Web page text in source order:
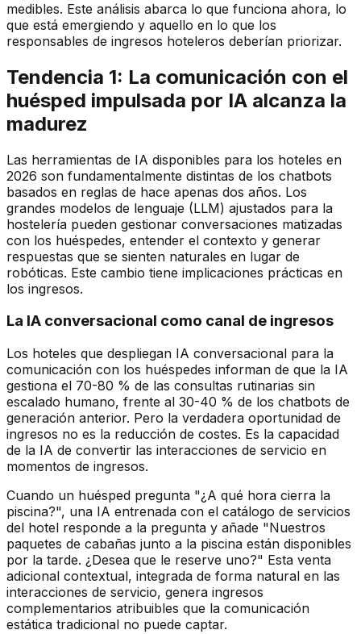
medibles. Este análisis abarca lo que funciona ahora, lo
que está emergiendo y aquello en lo que los
responsables de ingresos hoteleros deberían priorizar.
Tendencia 1: La comunicación con el
huésped impulsada por IA alcanza la
madurez
Las herramientas de IA disponibles para los hoteles en
2026 son fundamentalmente distintas de los chatbots
basados en reglas de hace apenas dos años. Los
grandes modelos de lenguaje (LLM) ajustados para la
hostelería pueden gestionar conversaciones matizadas
con los huéspedes, entender el contexto y generar
respuestas que se sienten naturales en lugar de
robóticas. Este cambio tiene implicaciones prácticas en
los ingresos.
La IA conversacional como canal de ingresos
Los hoteles que despliegan IA conversacional para la
comunicación con los huéspedes informan de que la IA
gestiona el 70-80 % de las consultas rutinarias sin
escalado humano, frente al 30-40 % de los chatbots de
generación anterior. Pero la verdadera oportunidad de
ingresos no es la reducción de costes. Es la capacidad
de la IA de convertir las interacciones de servicio en
momentos de ingresos.
Cuando un huésped pregunta "¿A qué hora cierra la
piscina?", una IA entrenada con el catálogo de servicios
del hotel responde a la pregunta y añade "Nuestros
paquetes de cabañas junto a la piscina están disponibles
por la tarde. ¿Desea que le reserve uno?" Esta venta
adicional contextual, integrada de forma natural en las
interacciones de servicio, genera ingresos
complementarios atribuibles que la comunicación
estática tradicional no puede captar.